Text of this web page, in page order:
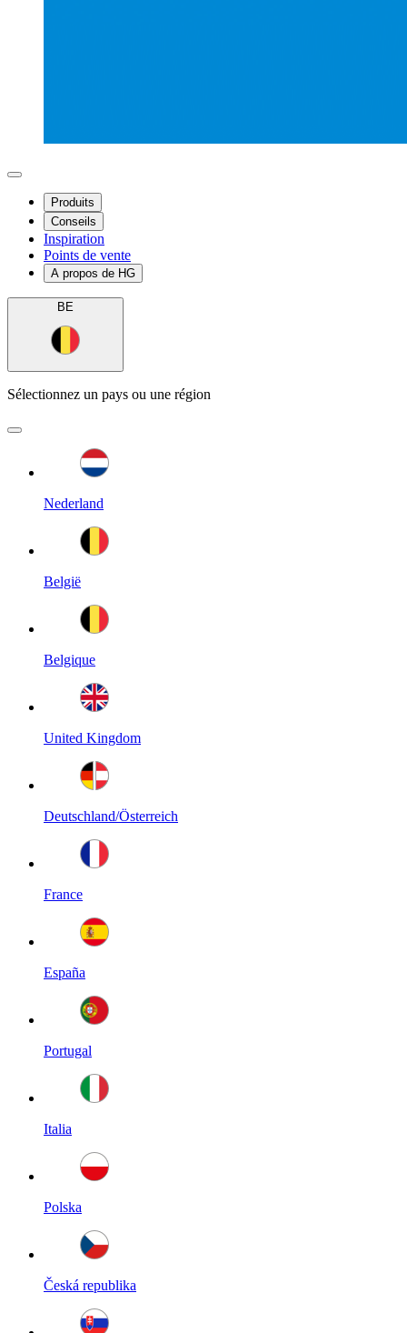
Produits
Conseils
Inspiration
Points de vente
A propos de HG
BE
Sélectionnez un pays ou une région
Nederland
België
Belgique
United Kingdom
Deutschland/Österreich
France
España
Portugal
Italia
Polska
Česká republika